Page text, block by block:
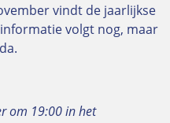
vindt de jaarlijkse
volgt nog, maar
om 19:00 in het